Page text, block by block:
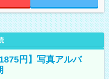
円】写真アルバ